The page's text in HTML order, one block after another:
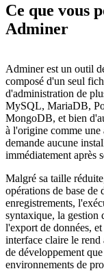
Ce que vous
Adminer
Adminer est un outil
composé d'un seul
d'administration de
MySQL, MariaDB,
MongoDB, et bien
à l'origine comme
demande aucune
immédiatement après
Malgré sa taille
opérations de base
enregistrements,
syntaxique, la gestion
l'export de données,
interface claire le rend
de développement
environnements de